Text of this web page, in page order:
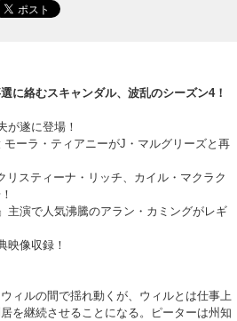
に絡むスキャンダル、波乱のシーズン4！
が遂に登場！
ーラ・ティアニーがJ・マルグリーズと再
スティーナ・リッチ、カイル・マクラク
主演で人気沸騰のアラン・カミングがレギ
映像収録！
ィルの間で揺れ動くが、ウィルとは仕事上
を継続させることになる。ピーターは州知